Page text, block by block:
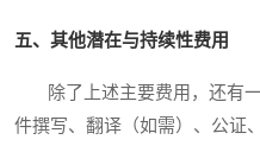
五、其他潜在与持续性费用
除了上述主要费用，还有一
件撰写、翻译（如需）、公证